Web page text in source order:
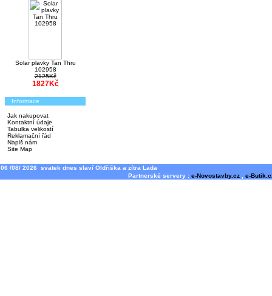
Solar plavky Tan Thru
102958
2125Kč
1827Kč
Informace
Jak nakupovat
Kontaktní údaje
Tabulka velikostí
Reklamační řád
Napiš nám
Site Map
06 /08/ 2026 svatek dnes slaví Oldřiška a zítra Lada
Partnerské servery : e-Novostavby.cz e-